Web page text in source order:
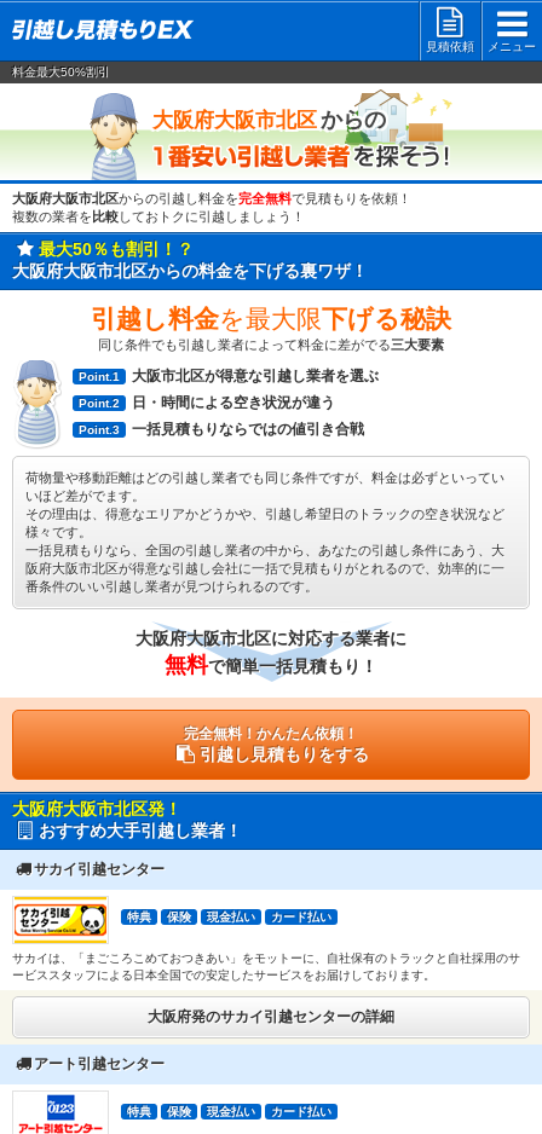
見積依頼
メニュー
料金最大50%割引
大阪府大阪市北区からの
大阪府大阪市北区からの引越し料金を完全無料で見積もりを依頼！
複数の業者を 比較しておトクに引越しましょう！
最大50％も割引！？
大阪府大阪市北区からの料金を下げる裏ワザ！
引越し料金を最大限下げる秘訣
同じ条件でも引越し業者によって料金に差がでる三大要素
Point.1 大阪市北区が得意な引越し業者を選ぶ
Point.2 日・時間による空き状況が違う
Point.3 一括見積もりならではの値引き合戦
荷物量や移動距離はどの引越し業者でも同じ条件ですが、料金は必ずといってい
いほど差がでます。
その理由は、得意なエリアかどうかや、引越し希望日のトラックの空き状況など
様々です。
一括見積もりなら、全国の引越し業者の中から、あなたの引越し条件にあう、大
阪府大阪市北区が得意な引越し会社に一括で見積もりがとれるので、効率的に一
番条件のいい引越し業者が見つけられるのです。
大阪府大阪市北区に対応する業者に
無料で簡単一括見積もり！
完全無料！かんたん依頼！
引越し見積もりをする
大阪府大阪市北区発！
おすすめ大手引越し業者！
サカイ引越センター
特典 保険 現金払い カード払い
サカイは、「まごころこめておつきあい」をモットーに、自社保有のトラックと自社採用のサ
ービススタッフによる日本全国での安定したサービスをお届けしております。
大阪府発のサカイ引越センターの詳細
アート引越センター
特典 保険 現金払い カード払い